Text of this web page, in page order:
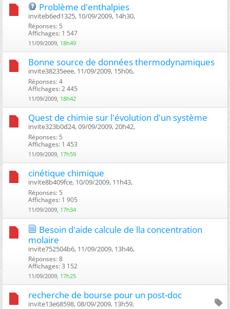
Problème d'enthalpies
inviteb6ed1325, 10/09/2009, 14h30, ‎
Réponses: 5
Affichages: 1 547
11/09/2009, 18h49
Bonne source de données thermodynamiques
invite38235eee, 11/09/2009, 15h06, ‎
Réponses: 4
Affichages: 2 445
11/09/2009, 18h42
Quest de chimie sur l'évolution d'un système
invite323b0d24, 09/09/2009, 20h42, ‎
Réponses: 5
Affichages: 1 453
11/09/2009, 17h59
cinétique chimique
invite8b409fce, 10/09/2009, 11h43, ‎
Réponses: 5
Affichages: 1 905
11/09/2009, 17h34
Besoin d'aide calcule de lla concentration
molaire
invite752504b6, 11/09/2009, 13h46, ‎
Réponses: 8
Affichages: 3 152
11/09/2009, 17h25
recherche de bourse pour un post-doc
invite13e68598, 08/09/2009, 13h59, ‎